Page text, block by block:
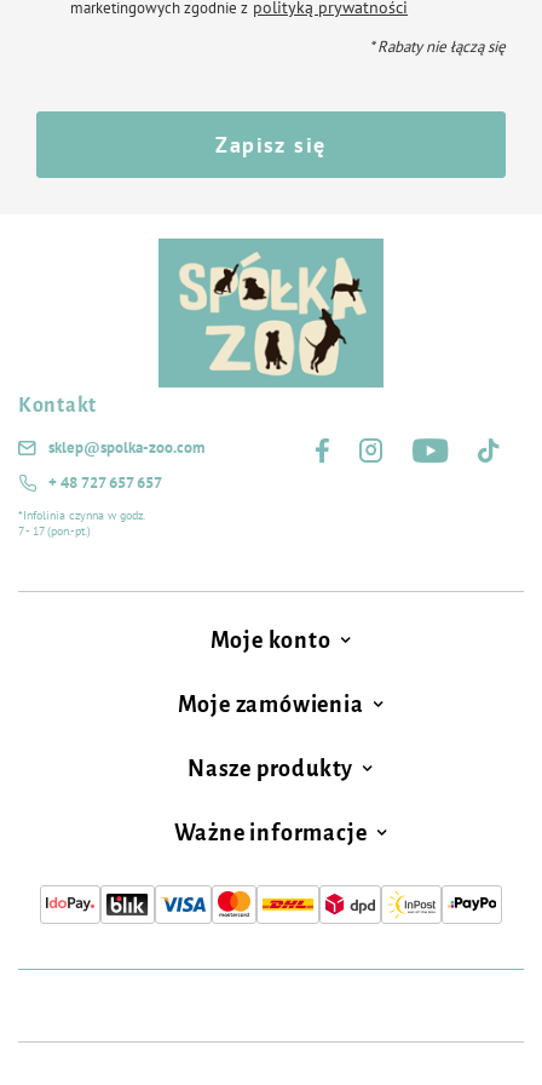
szczotkowanie gęstej sierści i delikatne jej rozczesywanie. Rozczesuje, nadaje
Wymiary produktu: 67 x 40 x 235 mm
Towar po otwarciu i użyciu ze względów higienicznych nie podlega
marketingowych zgodnie z polityką prywatności
* Rabaty nie łączą się
Zapisz się
Kontakt
sklep@spolka-zoo.com
+ 48 727 657 657
*Infolinia czynna w godz.
7 - 17 (pon.-pt.)
Moje konto
Moje zamówienia
Nasze produkty
Ważne informacje